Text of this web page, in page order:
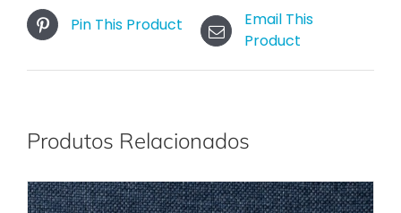
Pin This Product
Email This
Product
Produtos Relacionados